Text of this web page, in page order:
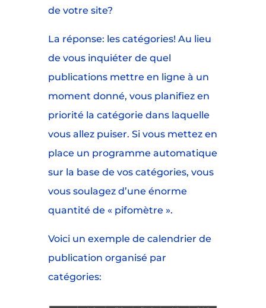
de votre site?
La réponse: les catégories! Au lieu
de vous inquiéter de quel
publications mettre en ligne à un
moment donné, vous planifiez en
priorité la catégorie dans laquelle
vous allez puiser. Si vous mettez en
place un programme automatique
sur la base de vos catégories, vous
vous soulagez d’une énorme
quantité de « pifomètre ».
Voici un exemple de calendrier de
publication organisé par
catégories: